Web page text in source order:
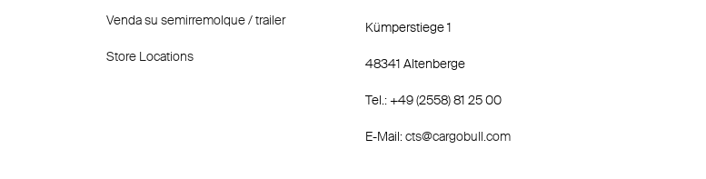
Venda su semirremolque / trailer
Store Locations
Kümperstiege 1
48341 Altenberge
Tel.: +49 (2558) 81 25 00
E-Mail:cts@cargobull.com